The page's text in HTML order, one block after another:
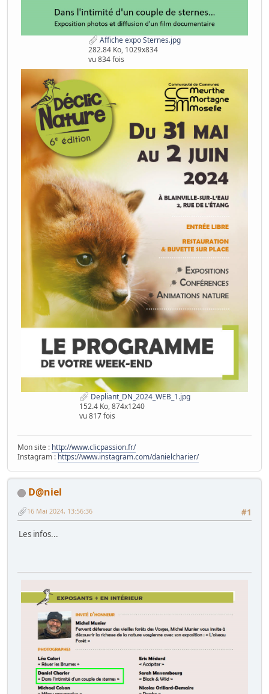
Affiche expo Sternes.jpg
282.84 Ko, 1029x834
vu 834 fois
Depliant_DN_2024_WEB_1.jpg
152.4 Ko, 874x1240
vu 817 fois
Mon site : http://www.clicpassion.fr/
Instagram : https://www.instagram.com/danielcharier/
D@niel
#1
16 Mai 2024, 13:56:36
Les infos...